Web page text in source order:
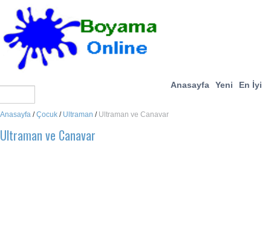
Anasayfa Yeni En İyi
Anasayfa /Çocuk / Ultraman / Ultraman ve Canavar
Ultraman ve Canavar